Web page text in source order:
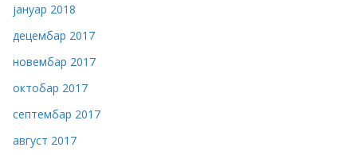
јануар 2018
децембар 2017
новембар 2017
октобар 2017
септембар 2017
август 2017